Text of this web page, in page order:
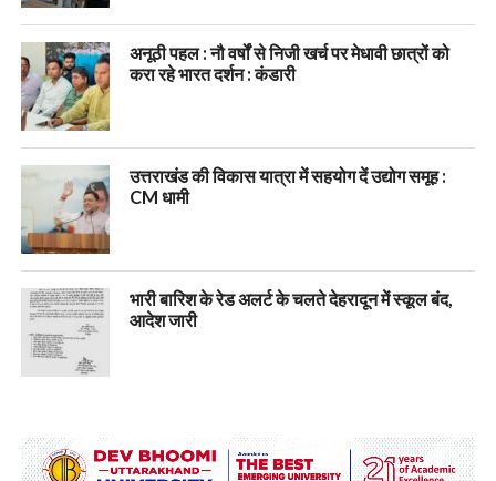
अनूठी पहल : नौ वर्षों से निजी खर्च पर मेधावी छात्रों को
करा रहे भारत दर्शन : कंडारी
उत्तराखंड की विकास यात्रा में सहयोग दें उद्योग समूह :
CM धामी
भारी बारिश के रेड अलर्ट के चलते देहरादून में स्कूल बंद,
आदेश जारी